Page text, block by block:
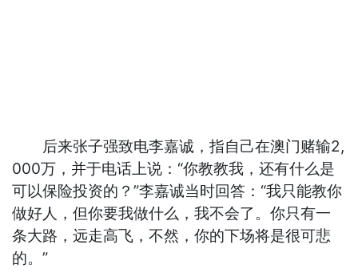
后来张子强致电李嘉诚，指自己在澳门赌输2,
000万，并于电话上说：“你教教我，还有什么是
可以保险投资的？”李嘉诚当时回答：“我只能教你
做好人，但你要我做什么，我不会了。你只有一
条大路，远走高飞，不然，你的下场将是很可悲
的。”